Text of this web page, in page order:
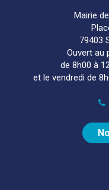
Mairie
79403
Ouvert au
de 8h00 à
et le vendredi de